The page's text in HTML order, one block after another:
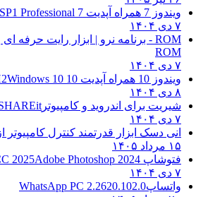
ویندوز 7 همراه آپدیت 7 SP1
Professional
۷ دی ۱۴۰۴
ROM - برنامه نرو | ابزار رایت حرفه ای و
ROM
۷ دی ۱۴۰۴
ویندوز 10 همراه آپدیت 10 22H2
Windows 10
۸ دی ۱۴۰۴
شیریت برای اندروید و کامپیوتر
۷ دی ۱۴۰۴
انی دسک ابزار قدرتمند کنترل کامپیوتر از
۱۵ مرداد ۱۴۰۵
فتوشاپ CC 2025 Adobe Photoshop 2024
۷ دی ۱۴۰۴
واتساپWhatsApp PC 2.2620.102.0